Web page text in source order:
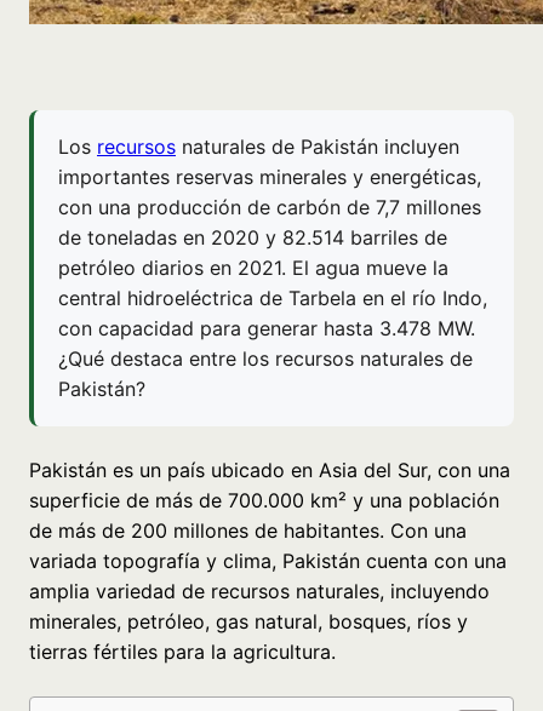
Los recursos naturales de Pakistán incluyen
importantes reservas minerales y energéticas,
con una producción de carbón de 7,7 millones
de toneladas en 2020 y 82.514 barriles de
petróleo diarios en 2021. El agua mueve la
central hidroeléctrica de Tarbela en el río Indo,
con capacidad para generar hasta 3.478 MW.
¿Qué destaca entre los recursos naturales de
Pakistán?
Pakistán es un país ubicado en Asia del Sur, con una
superficie de más de 700.000 km² y una población
de más de 200 millones de habitantes. Con una
variada topografía y clima, Pakistán cuenta con una
amplia variedad de recursos naturales, incluyendo
minerales, petróleo, gas natural, bosques, ríos y
tierras fértiles para la agricultura.